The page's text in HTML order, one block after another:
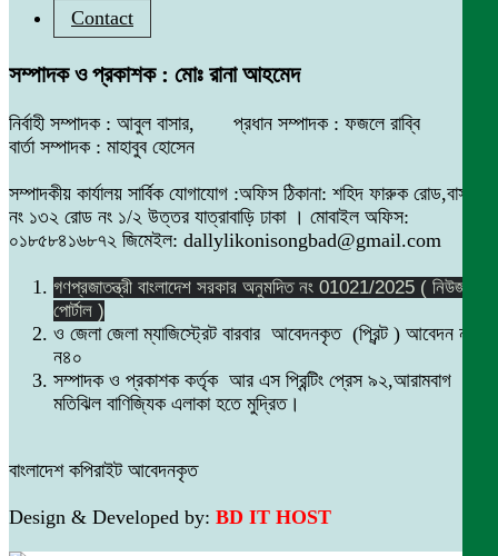
Contact
সম্পাদক ও প্রকাশক : মোঃ রানা আহমেদ
নির্বাহী সম্পাদক : আবুল বাসার, প্রধান সম্পাদক : ফজলে রাব্বি
বার্তা সম্পাদক : মাহাবুব হোসেন
সম্পাদকীয় কার্যালয় সার্বিক যোগাযোগ :অফিস ঠিকানা: শহিদ ফারুক রোড,বাসা
নং ১৩২ রোড নং ১/২ উত্তর যাত্রাবাড়ি ঢাকা । মোবাইল অফিস:
০১৮৫৮৪১৬৮৭২ জিমেইল: dallylikonisongbad@gmail.com
গণপ্রজাতন্ত্রী বাংলাদেশ সরকার অনুমদিত নং 01021/2025 ( নিউজ
পোর্টাল )
ও জেলা জেলা ম্যাজিস্ট্রেট বারবার আবেদনকৃত (প্রিন্ট ) আবেদন নং
ন৪০
সম্পাদক ও প্রকাশক কর্তৃক আর এস প্রিন্টিং প্রেস ৯২,আরামবাগ
মতিঝিল বাণিজ্যিক এলাকা হতে মুদ্রিত।
বাংলাদেশ কপিরাইট আবেদনকৃত
Design & Developed by: BD IT HOST